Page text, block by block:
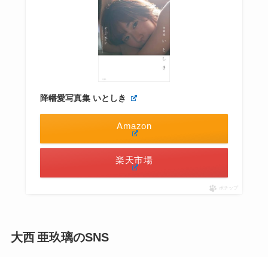
降幡愛写真集 いとしき
Amazon
楽天市場
ポチップ
大西 亜玖璃のSNS